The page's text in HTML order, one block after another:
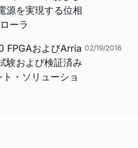
源を実現する位相
ーラ
FPGAおよびArria
験および検証済み
・ソリューショ
02/19/2016